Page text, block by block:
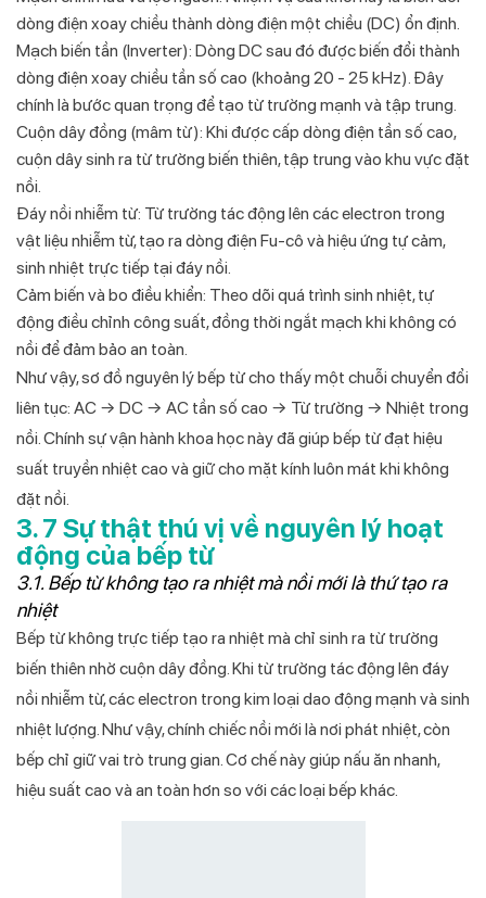
dòng điện xoay chiều thành dòng điện một chiều (DC) ổn định.
Mạch biến tần (Inverter): Dòng DC sau đó được biến đổi thành
dòng điện xoay chiều tần số cao (khoảng 20 - 25 kHz). Đây
chính là bước quan trọng để tạo từ trường mạnh và tập trung.
Cuộn dây đồng (mâm từ): Khi được cấp dòng điện tần số cao,
cuộn dây sinh ra từ trường biến thiên, tập trung vào khu vực đặt
nồi.
Đáy nồi nhiễm từ: Từ trường tác động lên các electron trong
vật liệu nhiễm từ, tạo ra dòng điện Fu-cô và hiệu ứng tự cảm,
sinh nhiệt trực tiếp tại đáy nồi.
Cảm biến và bo điều khiển: Theo dõi quá trình sinh nhiệt, tự
động điều chỉnh công suất, đồng thời ngắt mạch khi không có
nồi để đảm bảo an toàn.
Như vậy, sơ đồ nguyên lý bếp từ cho thấy một chuỗi chuyển đổi
liên tục: AC → DC → AC tần số cao → Từ trường → Nhiệt trong
nồi. Chính sự vận hành khoa học này đã giúp bếp từ đạt hiệu
suất truyền nhiệt cao và giữ cho mặt kính luôn mát khi không
đặt nồi.
3. 7 Sự thật thú vị về nguyên lý hoạt
động của bếp từ
3.1. Bếp từ không tạo ra nhiệt mà nồi mới là thứ tạo ra
nhiệt
Bếp từ không trực tiếp tạo ra nhiệt mà chỉ sinh ra từ trường
biến thiên nhờ cuộn dây đồng. Khi từ trường tác động lên đáy
nồi nhiễm từ, các electron trong kim loại dao động mạnh và sinh
nhiệt lượng. Như vậy, chính chiếc nồi mới là nơi phát nhiệt, còn
bếp chỉ giữ vai trò trung gian. Cơ chế này giúp nấu ăn nhanh,
hiệu suất cao và an toàn hơn so với các loại bếp khác.